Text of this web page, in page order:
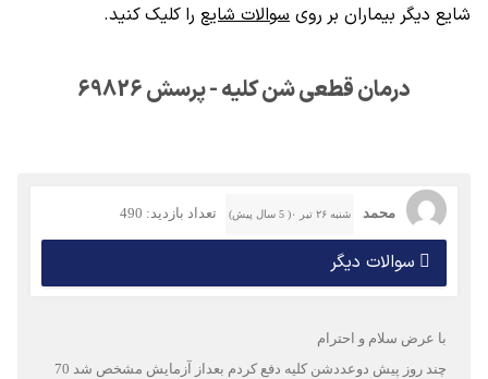
شایع دیگر بیماران بر روی سوالات شایع را کلیک کنید.
درمان قطعی شن کلیه - پرسش 69826
محمد شنبه ۲۶ تیر ۰( 5 سال پیش) تعداد بازدید: 490
سوالات دیگر
با عرض سلام و احترام
چند روز پیش دوعددشن کلیه دفع کردم بعداز آزمایش مشخص شد 70